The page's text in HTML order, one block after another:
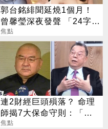
郭台銘緋聞延燒1個月！
曾馨瑩深夜發聲 「24字」
吐盡最心繫的事
焦點
連2財經巨頭殞落？ 命理
師揭7大保命守則：「這
類人」今明年要當心！
焦點